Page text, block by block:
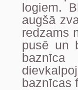
logiem.
augšā
redzams
pusē un
baznīcas